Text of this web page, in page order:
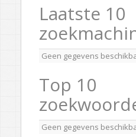
Laatste 10
Geen gegevens
Top 10
Geen gegevens